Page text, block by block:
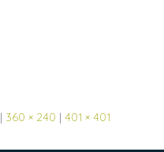
| 360 × 240 | 401 × 401